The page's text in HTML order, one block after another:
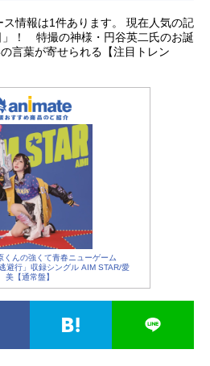
情報は1件あります。 現在人気の記
」！ 特撮の神様・円谷英二氏のお誕
言葉が寄せられる【注目トレン
くんの強くて青春ニューゲーム
避行」収録シングル AIM STAR/愛
美【通常盤】